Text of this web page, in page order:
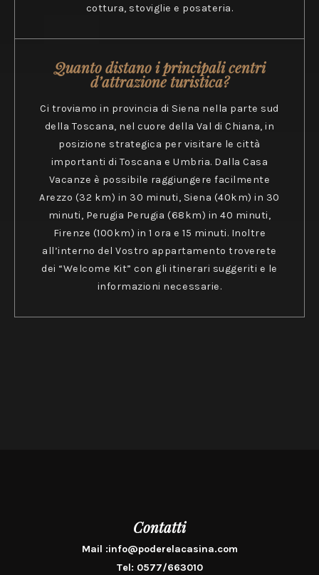
cottura, stoviglie e posateria.
Quanto distano i principali centri
d’attrazione turistica?
Ci troviamo in provincia di Siena nella parte sud
della Toscana, nel cuore della Val di Chiana, in
posizione strategica per visitare le città
importanti di Toscana e Umbria. Dalla Casa
Vacanze è possibile raggiungere facilmente
Arezzo (32 km) in 30 minuti, Siena (40km) in 30
minuti, Perugia Perugia (68km) in 40 minuti,
Firenze (100km) in 1 ora e 15 minuti. Inoltre
all’interno del Vostro appartamento troverete
dei “Welcome Kit” con gli itinerari suggeriti e le
informazioni necessarie.
Contatti
Mail :info@poderelacasina.com
Tel: 0577/663010